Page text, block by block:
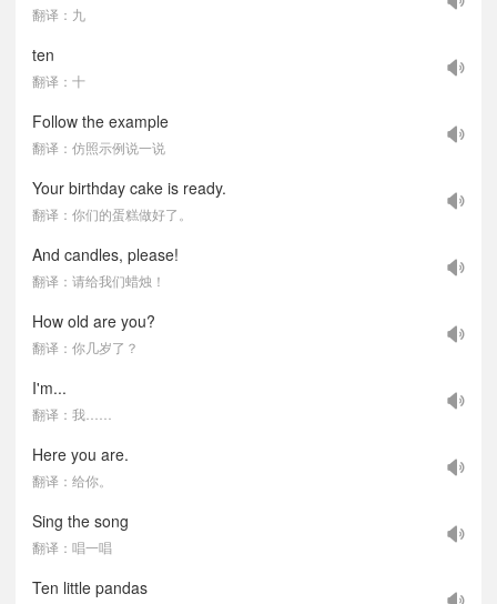
翻译：九
ten
翻译：十
Follow the example
翻译：仿照示例说一说
Your birthday cake is ready.
翻译：你们的蛋糕做好了。
And candles, please!
翻译：请给我们蜡烛！
How old are you?
翻译：你几岁了？
I'm...
翻译：我……
Here you are.
翻译：给你。
Sing the song
翻译：唱一唱
Ten little pandas